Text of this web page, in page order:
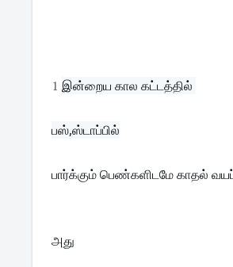
1இன்றைய கால கட்டத்தில்
பஸ்,ஸ்டாப்பில்
பார்க்கும் பெண்களிடமே காதல்
அது